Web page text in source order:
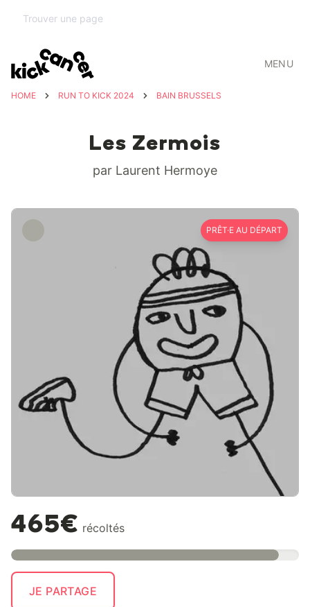
MENU
HOME RUN TO KICK 2024 BAIN BRUSSELS
Les Zermois
par Laurent Hermoye
PRÊT·E AU DÉPART
465€ récoltés
JE PARTAGE